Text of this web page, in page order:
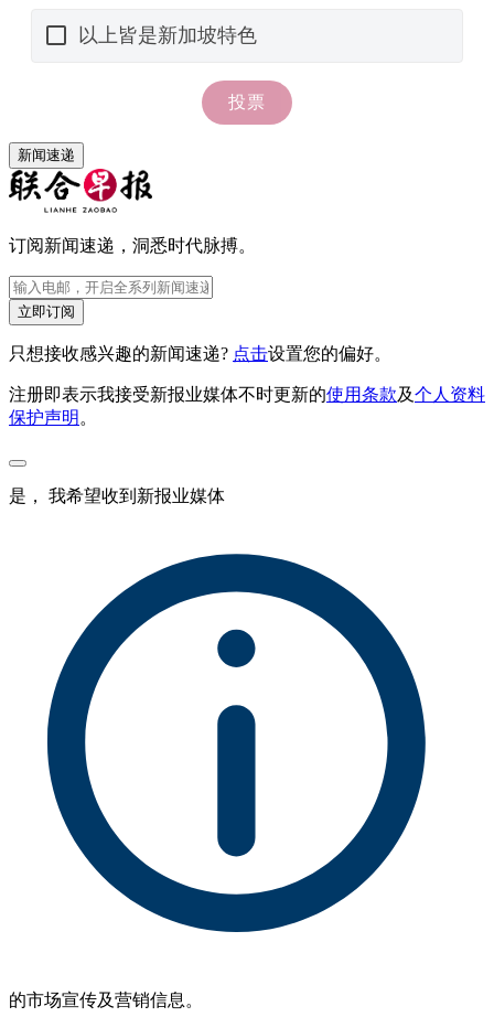
新闻速递
订阅新闻速递，洞悉时代脉搏。
立即订阅
只想接收感兴趣的新闻速递? 点击设置您的偏好。
注册即表示我接受新报业媒体不时更新的使用条款及个人资料
保护声明 。
是， 我希望收到新报业媒体
的市场宣传及营销信息。